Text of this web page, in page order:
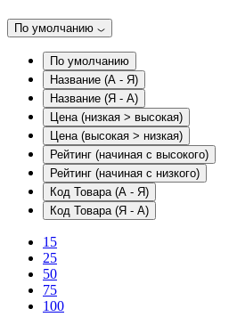
По умолчанию
По умолчанию
Название (А - Я)
Название (Я - А)
Цена (низкая > высокая)
Цена (высокая > низкая)
Рейтинг (начиная с высокого)
Рейтинг (начиная с низкого)
Код Товара (А - Я)
Код Товара (Я - А)
15
25
50
75
100